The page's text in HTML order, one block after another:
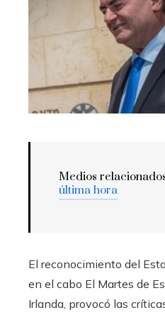
Medios
última hora
El reconocimiento del
en el cabo El Martes de
Irlanda, provocó las